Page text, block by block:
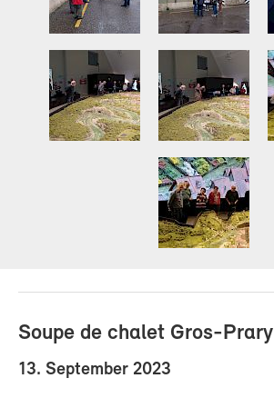
Soupe de chalet Gros-Prary
13. September 2023